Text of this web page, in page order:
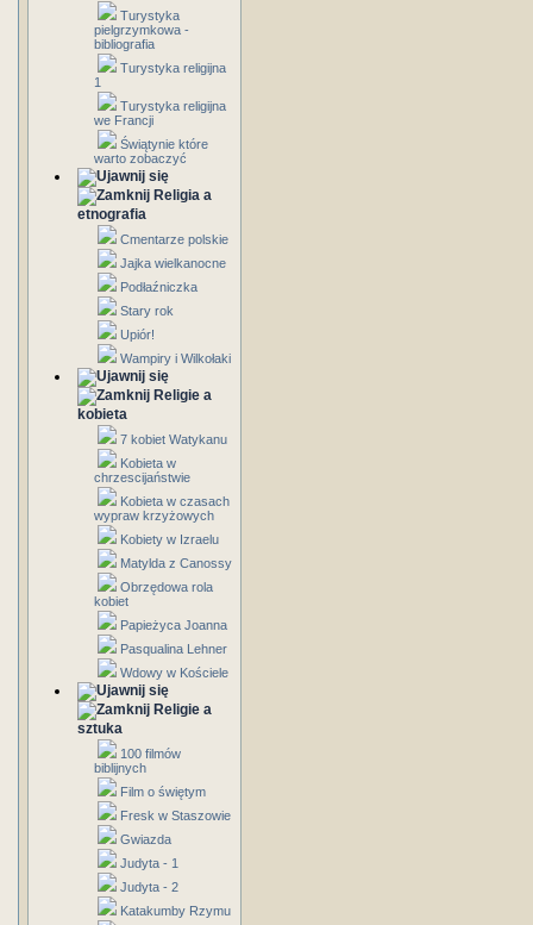
Turystyka
pielgrzymkowa -
bibliografia
Turystyka religijna
1
Turystyka religijna
we Francji
Świątynie które
warto zobaczyć
Religia a
etnografia
Cmentarze polskie
Jajka wielkanocne
Podłaźniczka
Stary rok
Upiór!
Wampiry i Wilkołaki
Religie a
kobieta
7 kobiet Watykanu
Kobieta w
chrzescijaństwie
Kobieta w czasach
wypraw krzyżowych
Kobiety w Izraelu
Matylda z Canossy
Obrzędowa rola
kobiet
Papieżyca Joanna
Pasqualina Lehner
Wdowy w Kościele
Religie a
sztuka
100 filmów
biblijnych
Film o świętym
Fresk w Staszowie
Gwiazda
Judyta - 1
Judyta - 2
Katakumby Rzymu